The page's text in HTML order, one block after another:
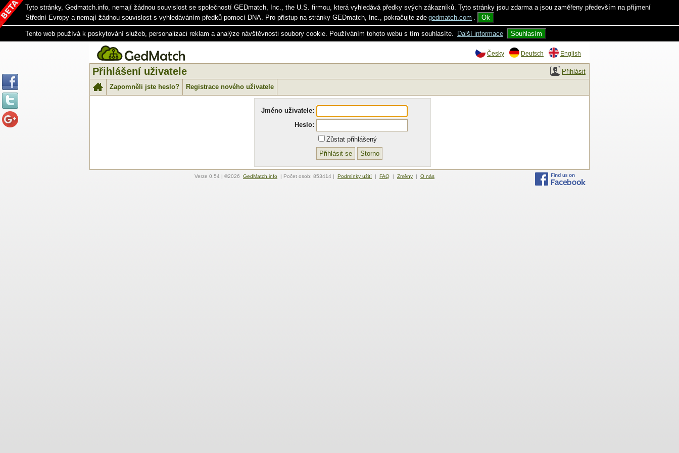
Tyto stránky, Gedmatch.info, nemají žádnou souvislost se společností GEDmatch, Inc., the U.S. firmou, která vyhledává předky svých zákazníků. Tyto stránky jsou zdarma a jsou zaměřeny především na příjmení
Střední Evropy a nemají žádnou souvislost s vyhledáváním předků pomocí DNA. Pro přístup na stránky GEDmatch, Inc., pokračujte zde gedmatch.com . Ok
Tento web používá k poskytování služeb, personalizaci reklam a analýze návštěvnosti soubory cookie. Používáním tohoto webu s tím souhlasíte. Další informace Souhlasím
Česky Deutsch English
Přihlášení uživatele
Přihlásit
Zapomněli jste heslo?
Registrace nového uživatele
Jméno uživatele:
Heslo:
Zůstat přihlášený
Verze 0.54 | ©2026 GedMatch.info | Počet osob: 853414 | Podmínky užití | FAQ | Změny | O nás